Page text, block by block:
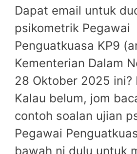
Dapat email untuk
psikometrik Pegawai
Penguatkuasa KP9
Kementerian Dalam
28 Oktober 2025 ini?
Kalau belum, jom
contoh soalan ujian
Pegawai
bawah ni dulu untuk